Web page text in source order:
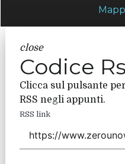
close
Codice
Clicca sul pulsante
RSS negli appunti.
RSS link